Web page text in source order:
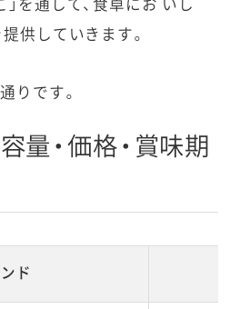
」を通して、食卓にお いし
供していきます。
りです。
量・価格・賞味期
ド